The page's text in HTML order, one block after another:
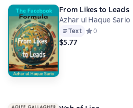
From Likes to Leads
Azhar ul Haque Sario
Text Средний
0
$5.77